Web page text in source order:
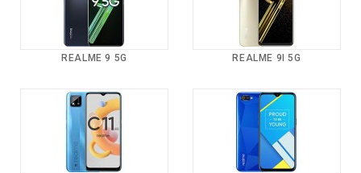
REALME 9 5G REALME 9I 5G